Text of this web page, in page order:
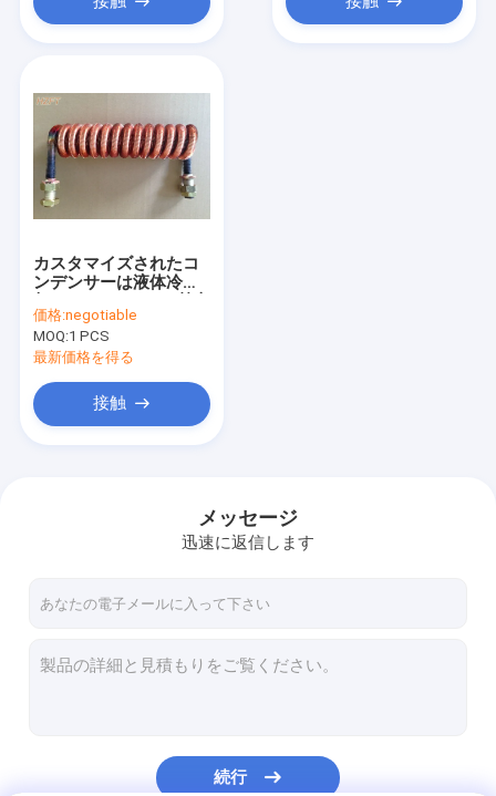
銅のFinned管
アルミニウムひれ付き管
突き出されたひれ付き管
溶接されたFinned管
熱交換器のひれ付き管
高いひれ付き管
コンデンサーのコイル
カスタマイズされたコ
ンデンサーは液体冷
換器を巻く
価格:negotiable
MOQ:1 PCS
最新価格を得る
接触
メッセージ
迅速に返信します
続行